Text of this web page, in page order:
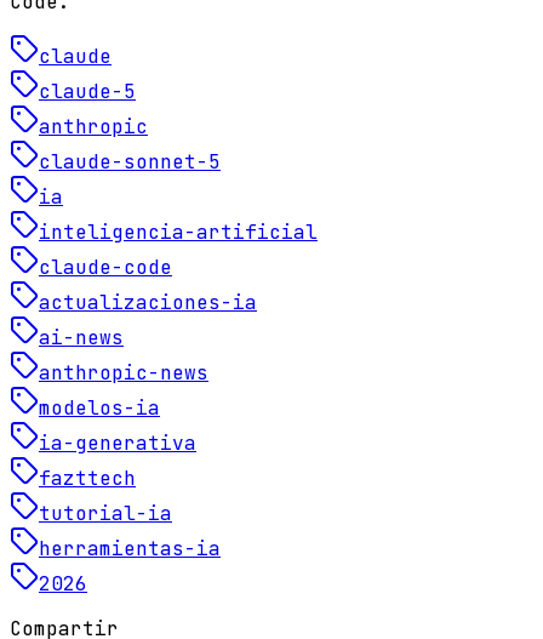
claude
claude-5
anthropic
claude-sonnet-5
ia
inteligencia-artificial
claude-code
actualizaciones-ia
ai-news
anthropic-news
modelos-ia
ia-generativa
fazttech
tutorial-ia
herramientas-ia
2026
Compartir